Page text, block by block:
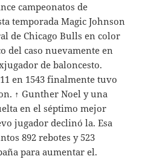
campeonatos de
temporada Magic Johnson
de Chicago Bulls en color
del caso nuevamente en
de baloncesto.
en 1543 finalmente tuvo
↑ Gunther Noel y una
en el séptimo mejor
jugador declinó la. Esa
892 rebotes y 523
para aumentar el.